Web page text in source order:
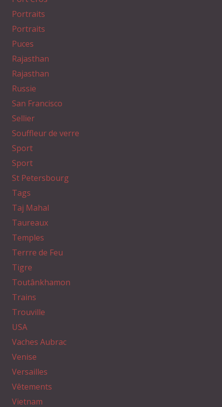
Portraits
Portraits
Puces
Rajasthan
Rajasthan
Russie
San Francisco
Sellier
Souffleur de verre
Sport
Sport
St Petersbourg
Tags
Taj Mahal
Taureaux
Temples
Terrre de Feu
Tigre
Toutânkhamon
Trains
Trouville
USA
Vaches Aubrac
Venise
Versailles
Vêtements
Vietnam